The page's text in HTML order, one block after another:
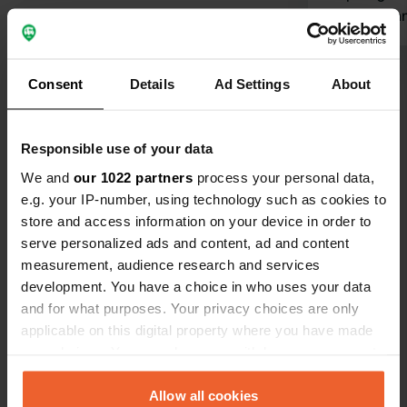
Consent Details Ad Settings About
Responsible use of your data
We and our 1022 partners process your personal data,
e.g. your IP-number, using technology such as cookies to
store and access information on your device in order to
serve personalized ads and content, ad and content
measurement, audience research and services
development. You have a choice in who uses your data
and for what purposes. Your privacy choices are only
applicable on this digital property where you have made
any time from the Cookie Declaration or by clicking on
the Privacy trigger icon.Allow all cookies
Ga naar
ziet deur
super.
Bekijk alle 312 reviews
Contact
Locatie
Schalkhovenstraat 79